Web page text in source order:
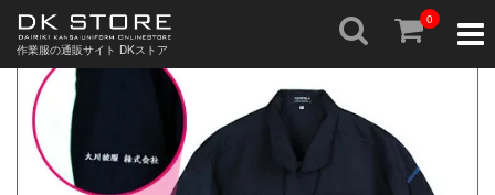
0
作業服の通販サイト DKストア